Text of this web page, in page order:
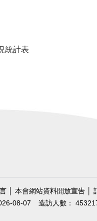
統計表
本會網站資料開放宣告
造訪人數：
08-07